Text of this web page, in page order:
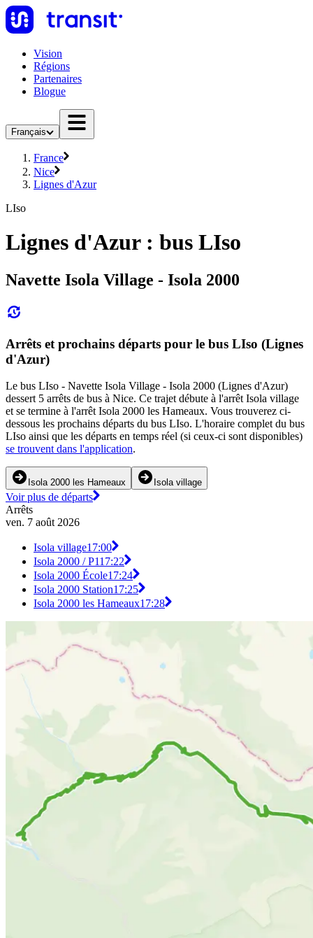
Vision
Régions
Partenaires
Blogue
Français
France
Nice
Lignes d'Azur
LIso
Lignes d'Azur : bus LIso
Navette Isola Village - Isola 2000
Arrêts et prochains départs pour le bus LIso (Lignes
d'Azur)
Le bus LIso - Navette Isola Village - Isola 2000 (Lignes d'Azur)
dessert 5 arrêts de bus à Nice. Ce trajet débute à l'arrêt Isola village
et se termine à l'arrêt Isola 2000 les Hameaux. Vous trouverez ci-
dessous les prochains départs du bus LIso. L'horaire complet du bus
LIso ainsi que les départs en temps réel (si ceux-ci sont disponibles)
se trouvent dans l'application.
Isola 2000 les Hameaux Isola village
Voir plus de départs
Arrêts
ven. 7 août 2026
Isola village17:00
Isola 2000 / P117:22
Isola 2000 École17:24
Isola 2000 Station17:25
Isola 2000 les Hameaux17:28